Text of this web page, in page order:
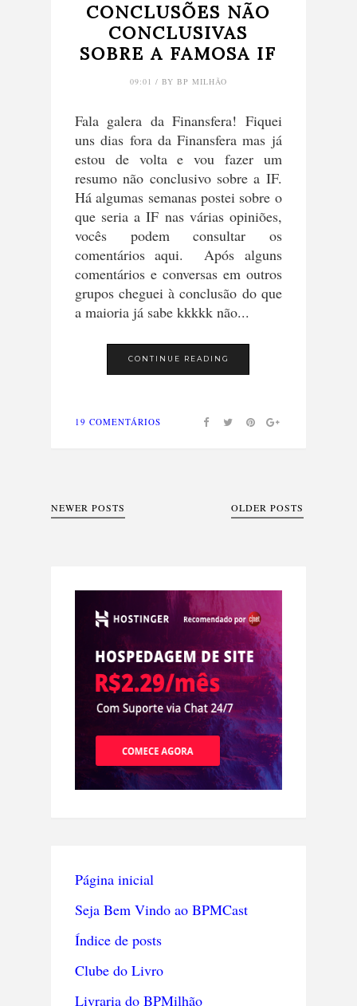
CONCLUSÕES NÃO
CONCLUSIVAS
SOBRE A FAMOSA IF
09:01 / BY BP MILHÃO
Fala galera da Finansfera! Fiquei
uns dias fora da Finansfera mas já
estou de volta e vou fazer um
resumo não conclusivo sobre a IF.
Há algumas semanas postei sobre o
que seria a IF nas várias opiniões,
vocês podem consultar os
comentários aqui. Após alguns
comentários e conversas em outros
grupos cheguei à conclusão do que
a maioria já sabe kkkkk não...
CONTINUE READING
19 COMENTÁRIOS
NEWER POSTS OLDER POSTS
Página inicial
Seja Bem Vindo ao BPMCast
Índice de posts
Clube do Livro
Livraria do BPMilhão